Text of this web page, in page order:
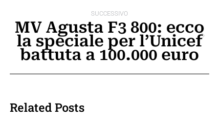
SUCCESSIVO
Prossimo
post:
MV Agusta F3 800: ecco
la speciale per l’Unicef
battuta a 100.000 euro
Related Posts